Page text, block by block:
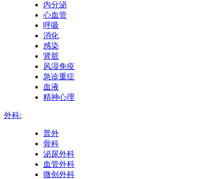
内分泌
心血管
呼吸
消化
感染
肾脏
风湿免疫
急诊重症
血液
精神心理
外科:
普外
骨科
泌尿外科
血管外科
微创外科